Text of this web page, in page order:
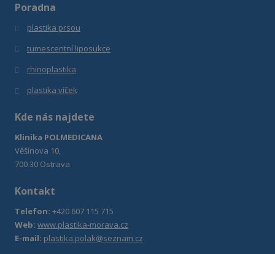
Poradna
plastika prsou
tumescentní liposukce
rhinoplastika
plastika víček
Kde nás najdete
Klinika POLMEDICANA
Věšínova 10,
700 30 Ostrava
Kontakt
Telefon: +420 607 115 715
Web: www.plastika-morava.cz
E-mail: plastika.polak@seznam.cz